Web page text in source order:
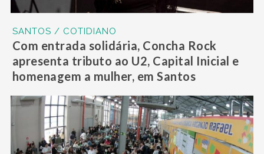
SANTOS / COTIDIANO
Com entrada solidária, Concha Rock
apresenta tributo ao U2, Capital Inicial e
homenagem a mulher, em Santos